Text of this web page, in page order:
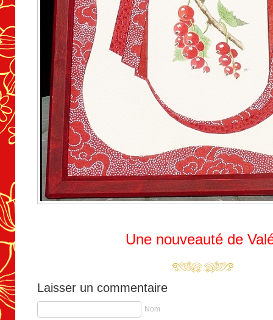
Une nouveauté de
Laisser un commentaire
Nom